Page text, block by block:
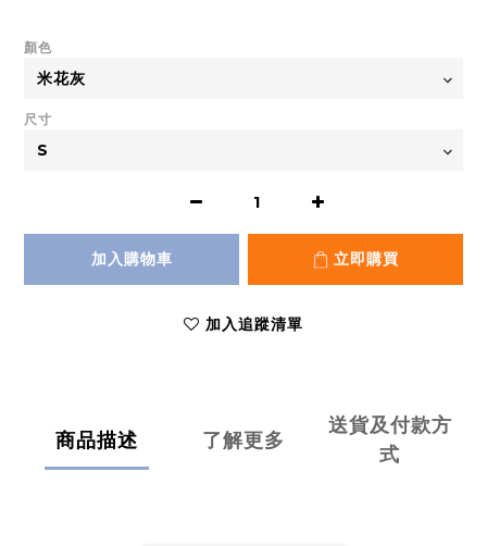
顏色
尺寸
加入購物車 立即購買
加入追蹤清單
商品描述 了解更多
送貨及付款方
式